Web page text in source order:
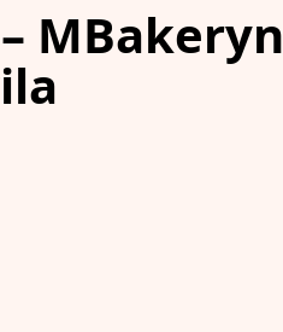
MBakeryn